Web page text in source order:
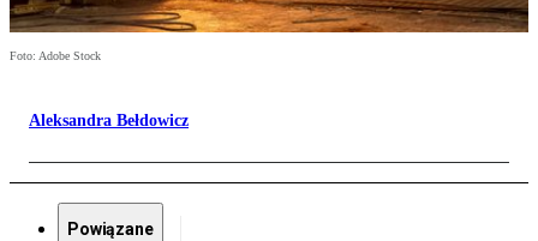
Foto: Adobe Stock
Aleksandra Bełdowicz
Powiązane